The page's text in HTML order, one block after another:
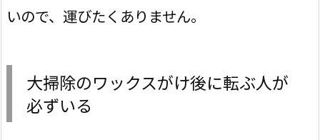
いので、運びたくありません。
大掃除のワックスがけ後に転ぶ人が
必ずいる